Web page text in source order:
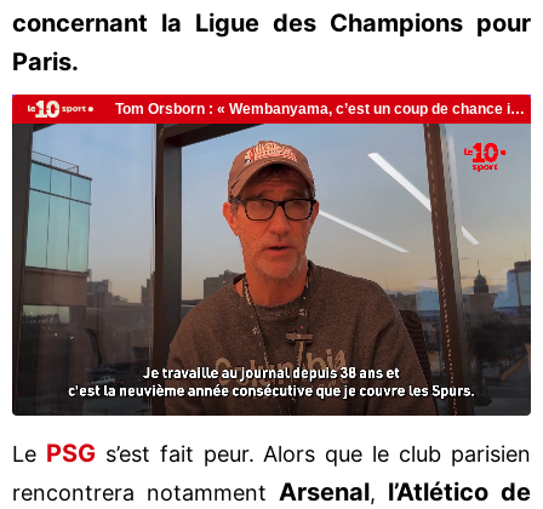
concernant la Ligue des Champions pour
Paris.
Le PSG s’est fait peur. Alors que le club parisien
rencontrera notamment Arsenal, l’Atlético de